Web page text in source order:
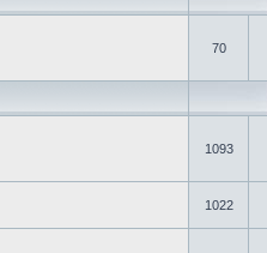
70
1093
1022